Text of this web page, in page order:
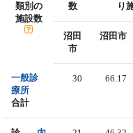
類別の
施設数
数
り
沼田
市
沼田市
一般診
療所
合計
30 66.17